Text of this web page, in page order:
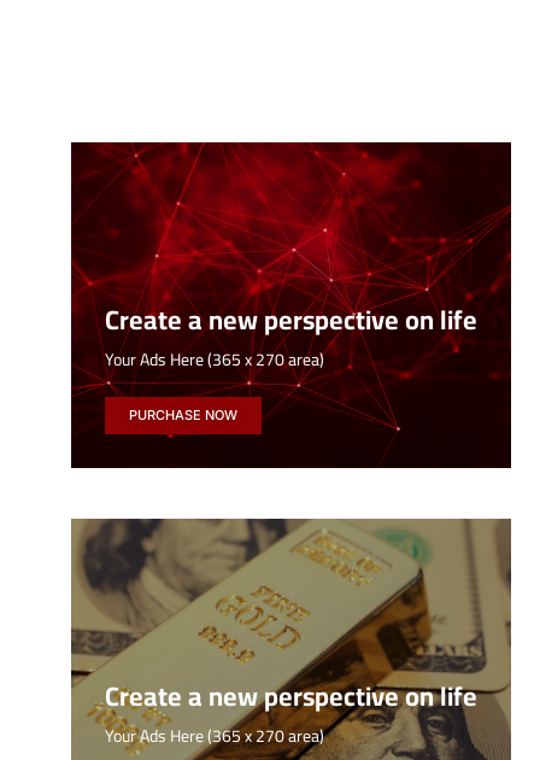
Create a new perspective on life
Your Ads Here (365 x 270 area)
PURCHASE NOW
Create a new perspective on life
Your Ads Here (365 x 270 area)